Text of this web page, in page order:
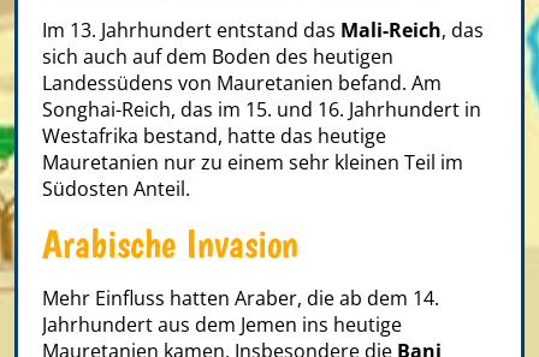
Im 13. Jahrhundert entstand das Mali-Reich, das
sich auch auf dem Boden des heutigen
Landessüdens von Mauretanien befand. Am
Songhai-Reich, das im 15. und 16. Jahrhundert in
Westafrika bestand, hatte das heutige
Mauretanien nur zu einem sehr kleinen Teil im
Südosten Anteil.
Arabische Invasion
Mehr Einfluss hatten Araber, die ab dem 14.
Jahrhundert aus dem Jemen ins heutige
Mauretanien kamen. Insbesondere die Bani